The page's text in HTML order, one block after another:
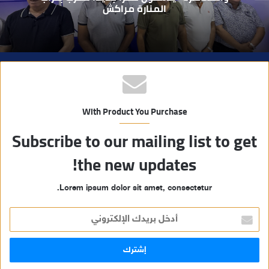
ب
مسلحة..
With Product You Purchase
Subscribe to our mailing list to get
the new updates!
Lorem ipsum dolor sit amet, consectetur.
خ
ل
ر